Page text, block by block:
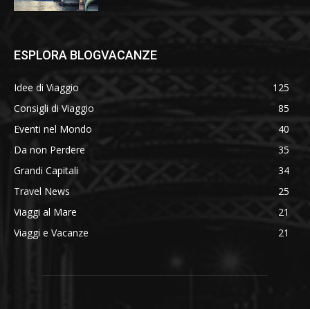
ESPLORA BLOGVACANZE
Idee di Viaggio
125
Consigli di Viaggio
85
Eventi nel Mondo
40
Da non Perdere
35
Grandi Capitali
34
Travel News
25
Viaggi al Mare
21
Viaggi e Vacanze
21